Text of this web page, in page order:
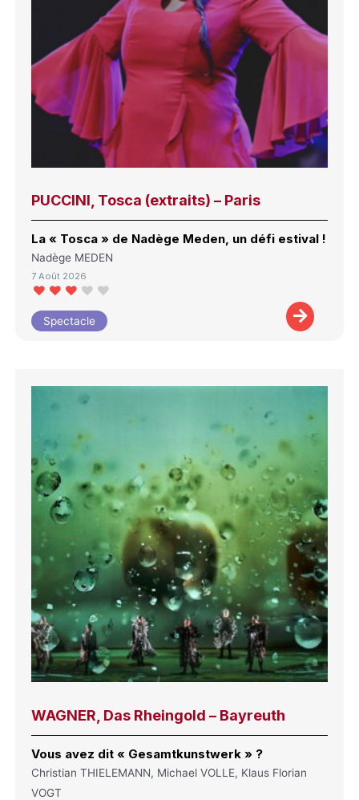
PUCCINI, Tosca (extraits) – Paris
La « Tosca » de Nadège Meden, un défi estival !
Nadège MEDEN
7 Août 2026
Spectacle
WAGNER, Das Rheingold – Bayreuth
Vous avez dit « Gesamtkunstwerk » ?
Christian THIELEMANN, Michael VOLLE, Klaus Florian
VOGT